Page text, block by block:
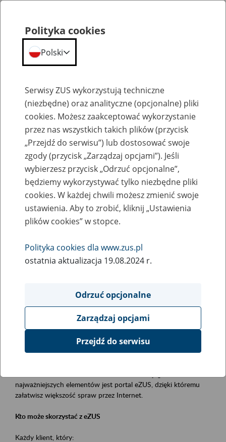
Szkolenia
Zaproś ZUS do siebie - zakładanie profili
eZUS w siedzibie Twojej firmy
Rodzaj wydarzenia
Szkolenia
Obszar merytoryczny
obsługa klientów
Opis wydarzenia
Platforma Usług Elektronicznych ZUS eZUS
najważniejszych elementów jest portal eZUS, dzięki któremu
załatwisz większość spraw przez Internet.
Kto może skorzystać z eZUS
Każdy klient, który:
Polityka cookies
Polski
Serwisy ZUS wykorzystują techniczne
(niezbędne) oraz analityczne (opcjonalne) pliki
cookies. Możesz zaakceptować wykorzystanie
przez nas wszystkich takich plików (przycisk
„Przejdź do serwisu”) lub dostosować swoje
zgody (przycisk „Zarządzaj opcjami”). Jeśli
wybierzesz przycisk „Odrzuć opcjonalne”,
będziemy wykorzystywać tylko niezbędne pliki
cookies. W każdej chwili możesz zmienić swoje
ustawienia. Aby to zrobić, kliknij „Ustawienia
plików cookies” w stopce.
Polityka cookies dla www.zus.pl
ostatnia aktualizacja 19.08.2024 r.
Odrzuć opcjonalne
Zarządzaj opcjami
Przejdź do serwisu